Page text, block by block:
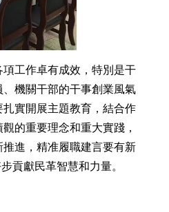
工作卓有成效，特別是干
機關干部的干事創業風氣
實開展主題教育，結合作
的重要理念和重大實踐，
進，精准履職建言要有新
貢獻民革智慧和力量。